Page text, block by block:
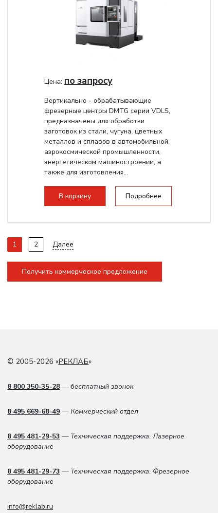
Цена: по запросу
Вертикально - обрабатывающие
фрезерные центры DMTG серии VDLS,
предназначены для обработки
заготовок из стали, чугуна, цветных
металлов и сплавов в автомобильной,
аэрокосмической промышленности,
энергетическом машиностроении, а
также для изготовления...
В корзину Подробнее
1 2 Далее
Получить коммерческое предложение
© 2005-2026 «РЕКЛАБ»
8 800 350-35-28 — бесплатный звонок
8 495 669-68-49 — Коммерческий отдел
8 495 481-29-53 — Техническая поддержка. Лазерное
оборудование
8 495 481-29-73 — Техническая поддержка. Фрезерное
оборудование
info@reklab.ru